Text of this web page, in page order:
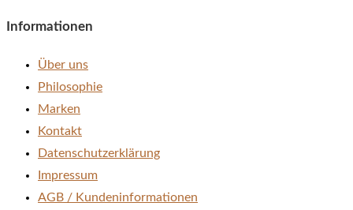
Informationen
Über uns
Philosophie
Marken
Kontakt
Datenschutzerklärung
Impressum
AGB / Kundeninformationen